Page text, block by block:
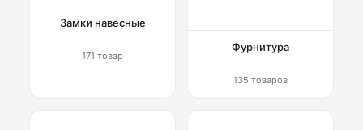
Замки навесные
171 товар
Фурнитура
135 товаров